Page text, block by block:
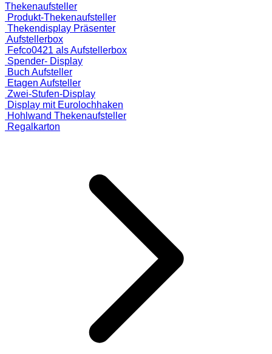
Thekenaufsteller
Produkt-Thekenaufsteller
Thekendisplay Präsenter
Aufstellerbox
Fefco0421 als Aufstellerbox
Spender- Display
Buch Aufsteller
Etagen Aufsteller
Zwei-Stufen-Display
Display mit Eurolochhaken
Hohlwand Thekenaufsteller
Regalkarton